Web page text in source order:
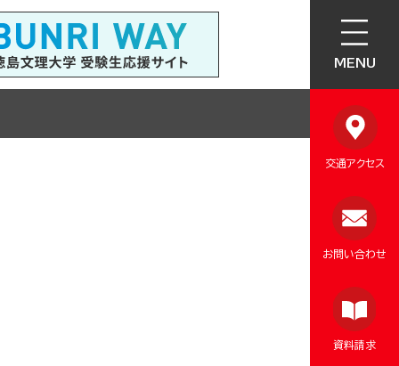
MENU
交通アクセス
お問い合わせ
資料請求